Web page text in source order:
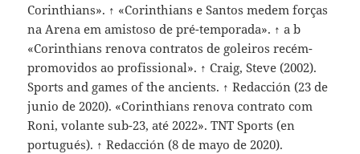
Corinthians». ↑ «Corinthians e Santos medem forças
na Arena em amistoso de pré-temporada». ↑ a b
«Corinthians renova contratos de goleiros recém-
promovidos ao profissional». ↑ Craig, Steve (2002).
Sports and games of the ancients. ↑ Redacción (23 de
junio de 2020). «Corinthians renova contrato com
Roni, volante sub-23, até 2022». TNT Sports (en
portugués). ↑ Redacción (8 de mayo de 2020).